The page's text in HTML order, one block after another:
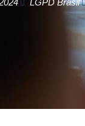
LGPD Brasil